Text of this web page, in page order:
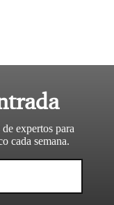
expertos para
cada semana.